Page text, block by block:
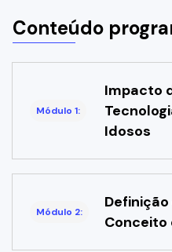
Conteúdo
Módulo 1:
Impacto
Idosos
Módulo 2:
Conceito